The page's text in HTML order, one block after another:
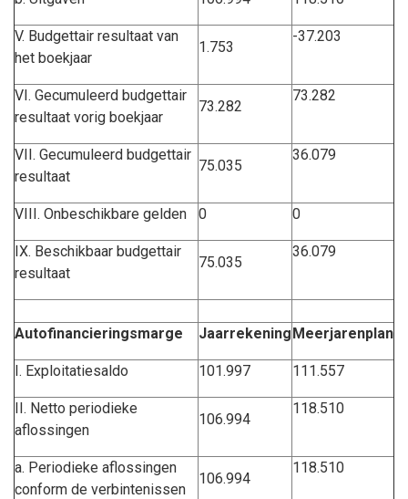
V. Budgettair resultaat van
het boekjaar
1.753
-37.203
VI. Gecumuleerd budgettair
resultaat vorig boekjaar
73.282
73.282
VII. Gecumuleerd budgettair
resultaat
75.035
36.079
VIII. Onbeschikbare gelden 0 0
IX. Beschikbaar budgettair
resultaat
75.035
36.079
Autofinancieringsmarge JaarrekeningMeerjarenplan
I. Exploitatiesaldo 101.997 111.557
II. Netto periodieke
aflossingen
106.994
118.510
a. Periodieke aflossingen
conform de verbintenissen
106.994
118.510